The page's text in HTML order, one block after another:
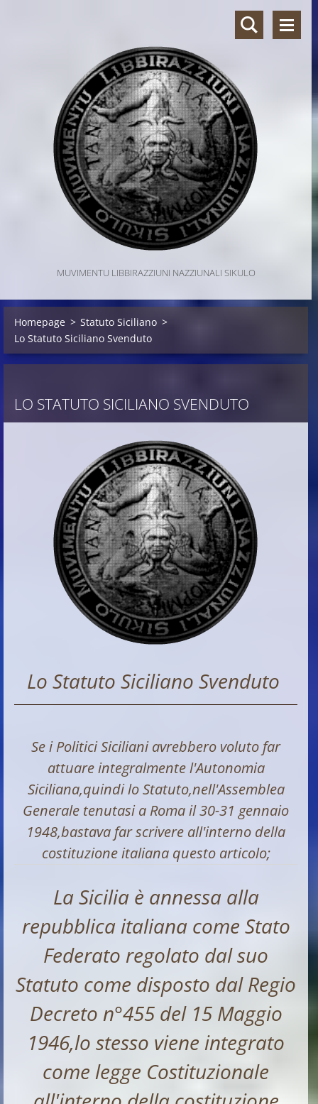
MUVIMENTU LIBBIRAZZIUNI NAZZIUNALI SIKULO
Homepage > Statuto Siciliano >
Lo Statuto Siciliano Svenduto
LO STATUTO SICILIANO SVENDUTO
Lo Statuto Siciliano Svenduto
Se i Politici Siciliani avrebbero voluto far
attuare integralmente l'Autonomia
Siciliana,quindi lo Statuto,nell'Assemblea
Generale tenutasi a Roma il 30-31 gennaio
1948,bastava far scrivere all'interno della
costituzione italiana questo articolo;
La Sicilia è annessa alla
repubblica italiana come Stato
Federato regolato dal suo
Statuto come disposto dal Regio
Decreto n°455 del 15 Maggio
1946,lo stesso viene integrato
come legge Costituzionale